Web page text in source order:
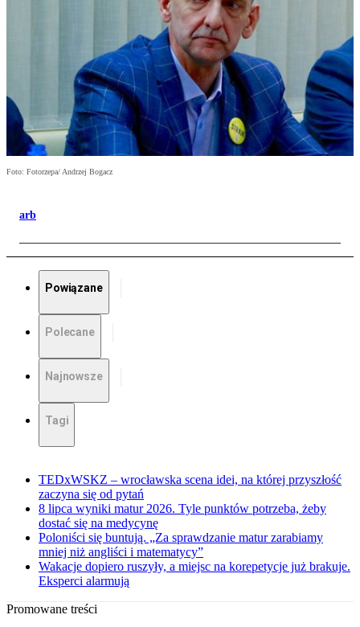
Foto: Fotorzepa/ Andrzej Bogacz
arb
Powiązane
Polecane
Najnowsze
Tagi
TEDxWSKZ – wrocławska scena idei, na której przyszłość
zaczyna się od pytań
8 lipca wyniki matur 2026. Tyle punktów potrzeba, żeby
dostać się na medycynę
Poloniści się buntują. „Za sprawdzanie matur zarabiamy
mniej niż angliści i matematycy”
Wakacje dopiero ruszyły, a miejsc na korepetycje już brakuje.
Eksperci alarmują
Promowane treści